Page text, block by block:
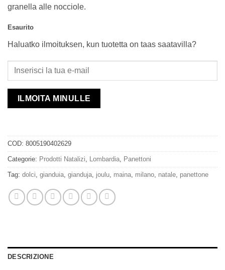
granella alle nocciole.
Esaurito
Haluatko ilmoituksen, kun tuotetta on taas saatavilla?
ILMOITA MINULLE
COD: 8005190402629
Categorie: Prodotti Natalizi, Lombardia, Panettoni
Tag: dolci, gianduia, gianduja, joulu, maina, milano, natale, panettone
DESCRIZIONE